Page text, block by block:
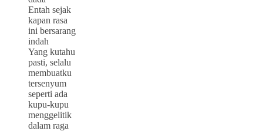
Entah sejak
kapan rasa
ini bersarang
indah
Yang kutahu
pasti, selalu
membuatku
tersenyum
seperti ada
kupu-kupu
menggelitik
dalam raga